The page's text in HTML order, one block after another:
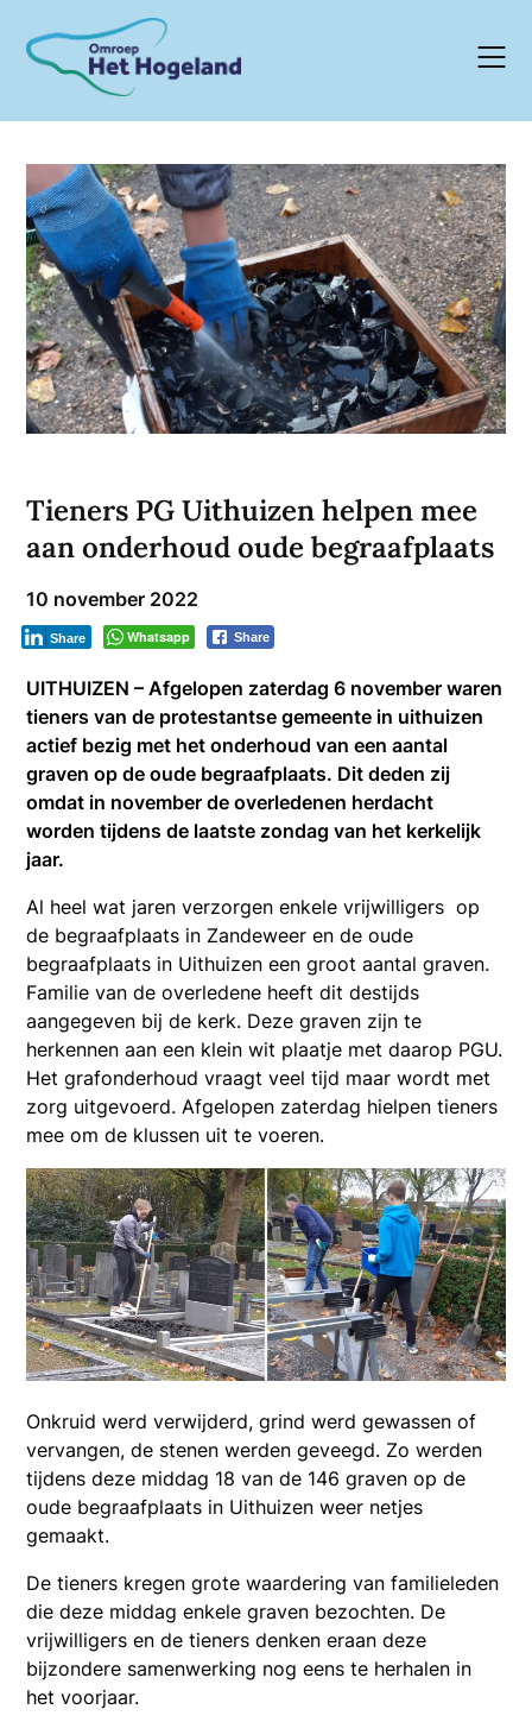
content
Tieners PG Uithuizen helpen mee
aan onderhoud oude begraafplaats
10 november 2022
Whatsapp Share
Share
UITHUIZEN – Afgelopen zaterdag 6 november waren
tieners van de protestantse gemeente in uithuizen
actief bezig met het onderhoud van een aantal
graven op de oude begraafplaats. Dit deden zij
omdat in november de overledenen herdacht
worden tijdens de laatste zondag van het kerkelijk
jaar.
Al heel wat jaren verzorgen enkele vrijwilligers op
de begraafplaats in Zandeweer en de oude
begraafplaats in Uithuizen een groot aantal graven.
Familie van de overledene heeft dit destijds
aangegeven bij de kerk. Deze graven zijn te
herkennen aan een klein wit plaatje met daarop PGU.
Het grafonderhoud vraagt veel tijd maar wordt met
zorg uitgevoerd. Afgelopen zaterdag hielpen tieners
mee om de klussen uit te voeren.
Onkruid werd verwijderd, grind werd gewassen of
vervangen, de stenen werden geveegd. Zo werden
tijdens deze middag 18 van de 146 graven op de
oude begraafplaats in Uithuizen weer netjes
gemaakt.
De tieners kregen grote waardering van familieleden
die deze middag enkele graven bezochten. De
vrijwilligers en de tieners denken eraan deze
bijzondere samenwerking nog eens te herhalen in
het voorjaar.